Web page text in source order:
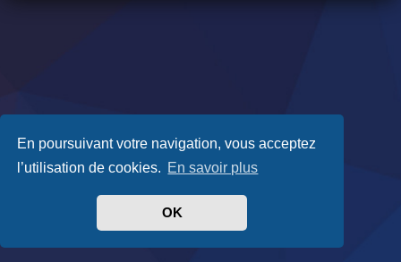
En poursuivant votre navigation, vous acceptez
l’utilisation de cookies. En savoir plus
OK